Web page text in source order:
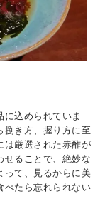
込められていま
捌き方、握り方に至
は厳選された赤酢が
せることで、絶妙な
って、見るからに美
べたら忘れられない